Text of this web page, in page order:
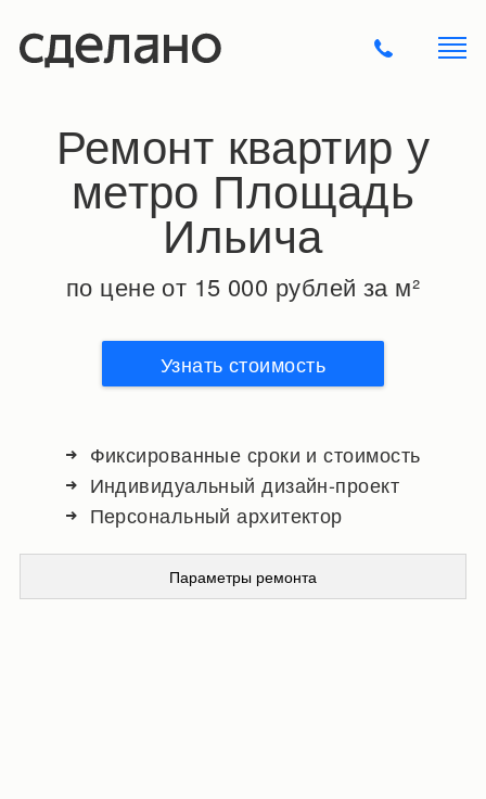
Ремонт квартир у
метро Площадь
Ильича
по цене от 15 000 рублей за м²
Узнать стоимость
Фиксированные сроки и стоимость
Индивидуальный дизайн-проект
Персональный архитектор
Параметры ремонта